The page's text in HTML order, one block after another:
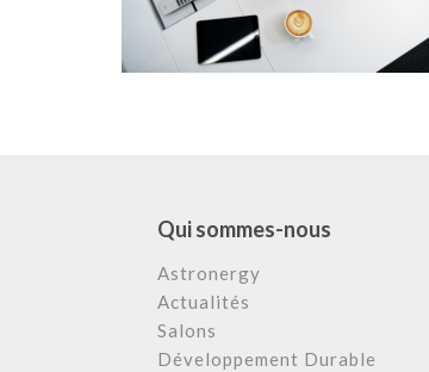
Qui sommes-nous
Astronergy
Actualités
Salons
Développement Durable